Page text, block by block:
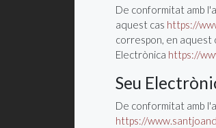
De conformitat amb
aquest cas https://
correspon, en aquest
Electrònica https://
Seu
De conformitat amb
https://